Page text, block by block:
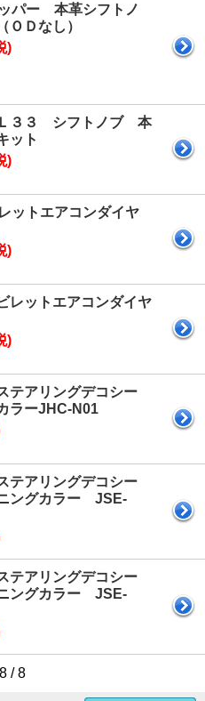
パー 本革シフトノ
Ｄなし）
)
３３ シフトノブ 本
ット
)
ットエアコンダイヤ
)
ットエアコンダイヤ
)
アリングデコシー
ラーJHC-N01
アリングデコシー
ングカラー JSE-
アリングデコシー
ングカラー JSE-
/ 8